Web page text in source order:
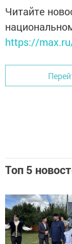
Читайте
https://
Топ 5